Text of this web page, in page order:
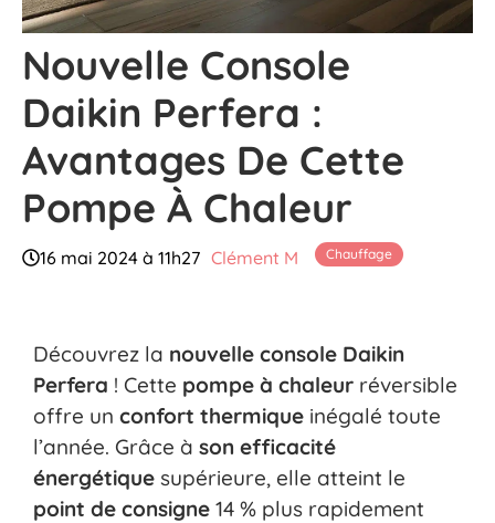
Nouvelle Console
Daikin Perfera :
Avantages De Cette
Pompe À Chaleur
16 mai 2024 à 11h27 Clément M Chauffage
Découvrez la nouvelle console Daikin
Perfera ! Cette pompe à chaleur réversible
offre un confort thermique inégalé toute
l’année. Grâce à son efficacité
énergétique supérieure, elle atteint le
point de consigne 14 % plus rapidement